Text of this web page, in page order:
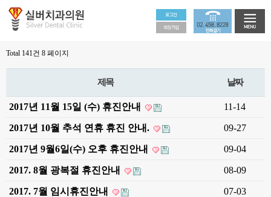
Total 141건 8 페이지
제목 날짜
2017년 11월 15일 (수) 휴진안내 11-14
2017년 10월 추석 연휴 휴진 안내. 09-27
2017년 9월6일(수) 오후 휴진안내 09-04
2017. 8월 광복절 휴진안내 08-09
2017. 7월 임시휴진안내 07-03